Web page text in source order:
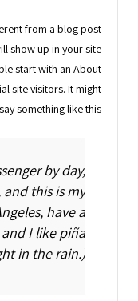
from a blog post
show up in your site
start with an About
site visitors. It might
say something like this:
by day,
this is my
have a
I like piña
in the rain.)